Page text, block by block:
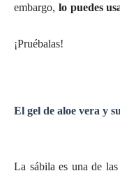
embargo, lo puedes
¡Pruébalas!
El gel de aloe vera y
La sábila es una de